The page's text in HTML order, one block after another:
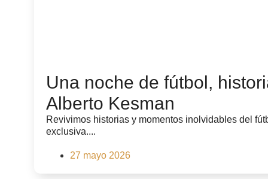
Una noche de fútbol,
Alberto Kesman
Revivimos historias y momentos inolvidables del
exclusiva....
27 mayo 2026